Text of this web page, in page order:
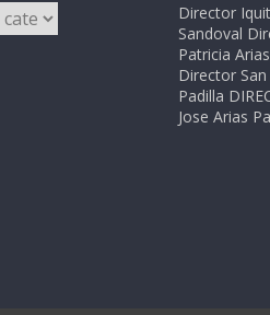
Director
Sandoval
Patricia
Director
Padilla
Jose Arias